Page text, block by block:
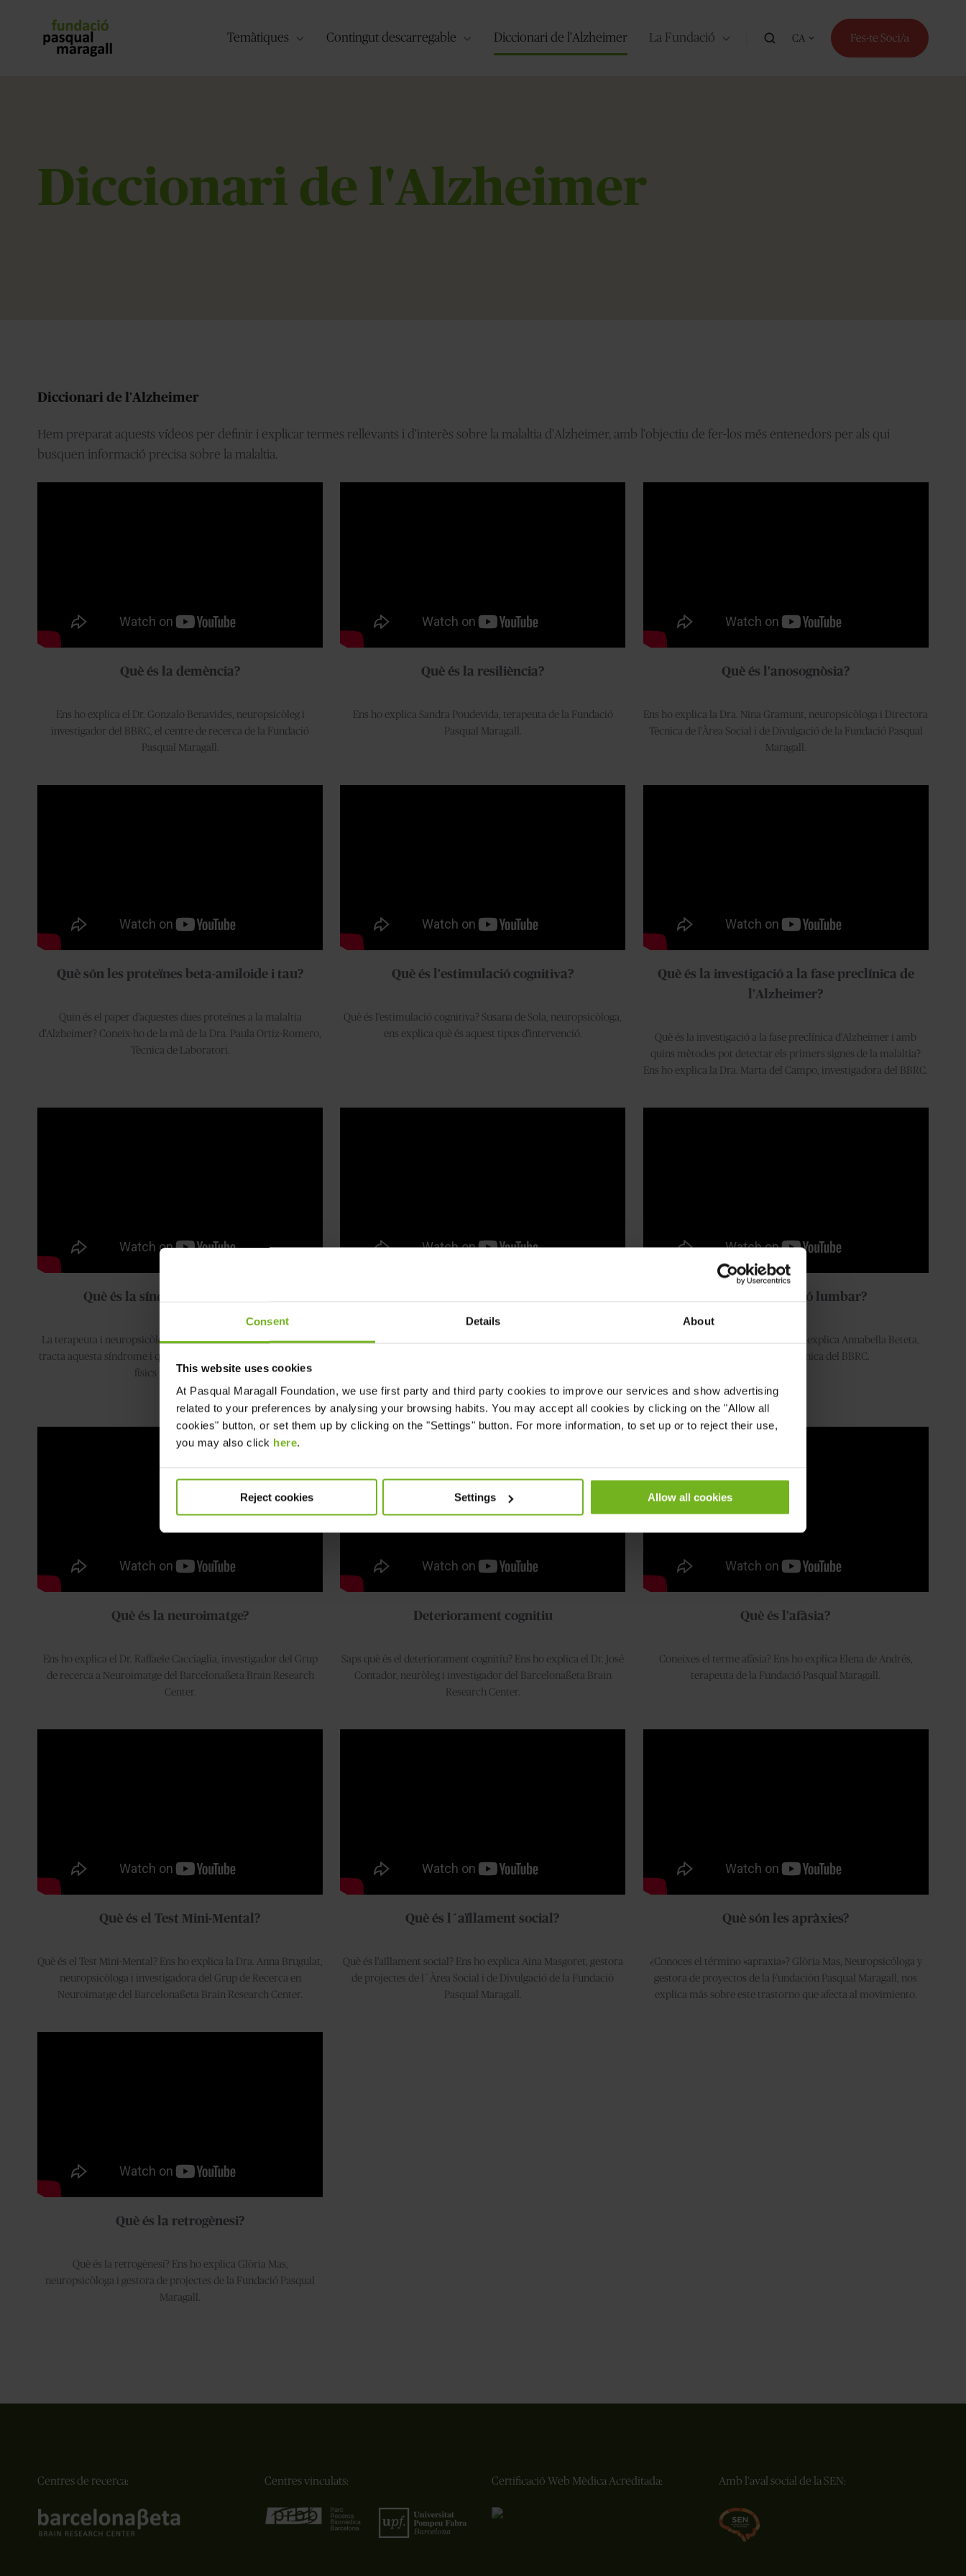
Consent Details About
This website uses cookies
At Pasqual Maragall Foundation, we use first party and third party cookies to improve our services and show advertising
related to your preferences by analysing your browsing habits. You may accept all cookies by clicking on the "Allow all
cookies" button, or set them up by clicking on the "Settings" button. For more information, to set up or to reject their use,
you may also click here.
Reject cookies Settings Allow all cookies
Temàtiques Contingut descarregable Diccionari de l'Alzheimer La Fundació CA
Diccionari de l'Alzheimer
Diccionari de l'Alzheimer
Hem preparat aquests vídeos per definir i explicar termes rellevants i d'interès sobre la malaltia d'Alzheimer, amb l'objectiu de fer-los més entenedors per als qui
busquen informació precisa sobre la malaltia.
Què és la demència?
Ens ho explica el Dr. Gonzalo Benavides, neuropsicòleg i
investigador del BBRC, el centre de recerca de la Fundació
Pasqual Maragall.
Què és la resiliència?
Ens ho explica Sandra Poudevida, terapeuta de la Fundació
Pasqual Maragall.
Què és l'anosognòsia?
Ens ho explica la Dra. Nina Gramunt, neuropsicòloga i Directora
Tècnica de l'Àrea Social i de Divulgació de la Fundació Pasqual
Maragall.
Què són les proteïnes beta-amiloide i tau?
Quin és el paper d'aquestes dues proteïnes a la malaltia
d'Alzheimer? Coneix-ho de la mà de la Dra. Paula Ortiz-Romero,
Tècnica de Laboratori.
Què és l'estimulació cognitiva?
Què és l'estimulació cognitiva? Susana de Sola, neuropsicòloga,
ens explica què és aquest tipus d'intervenció.⁣
Què és la investigació a la fase preclínica de
l'Alzheimer?
Què és la investigació a la fase preclínica d'Alzheimer i amb
quins mètodes pot detectar els primers signes de la malaltia?
Ens ho explica la Dra. Marta del Campo, investigadora del BBRC.
Què és la síndrome de cuidador?
La terapeuta i neuropsicòloga Glòria Mas ens explica de què es
tracta aquesta síndrome i quines seqüeles o efectes psicològics i
físics pot comportar.
Què és un biomarcador i per què és important a la recerca de
BBRC.⁣
Què és una punció lumbar?
Què és una punció lumbar? Ens ho explica Annabella Beteta,
metgessa de recerca clínica del BBRC.
Què és la neuroimatge?
Ens ho explica el Dr. Raffaele Cacciaglia, investigador del Grup
de recerca a Neuroimatge del Barcelonaßeta Brain Research
Center.
Deteriorament cognitiu
Saps què és el deteriorament cognitiu?⁣ Ens ho explica el Dr. José
Contador, neuròleg i investigador del Barcelonaßeta Brain
Research Center.
Què és l'afàsia?
Coneixes el terme afàsia? Ens ho explica Elena de Andrés,
terapeuta de la Fundació Pasqual Maragall.
Què és el Test Mini-Mental?
Què és el Test Mini-Mental? Ens ho explica la Dra. Anna Brugulat,
neuropsicòloga i investigadora del Grup de Recerca en
Neuroimatge del Barcelonaßeta Brain Research Center.
Què és l´aïllament social?
Què és l'aïllament social? Ens ho explica Aina Masgoret, gestora
de projectes de l´Àrea Social i de Divulgació de la Fundació
Pasqual Maragall.⁣⁣
Què són les apràxies?
¿Conoces el término «apraxia»? Glòria Mas, Neuropsicóloga y
gestora de proyectos de la Fundación Pasqual Maragall, nos
explica más sobre este trastorno que afecta al movimiento.
Què és la retrogènesi?
Què és la retrogènesi? Ens ho explica Glòria Mas,
neuropsicòloga i gestora de projectes de la Fundació Pasqual
Maragall.⁣
Centres de recerca: Centres vinculats: Certificació Web Mèdica Acreditada: Amb l'aval social de la SEN: